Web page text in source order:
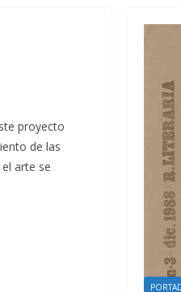
proyecto
de las
arte se